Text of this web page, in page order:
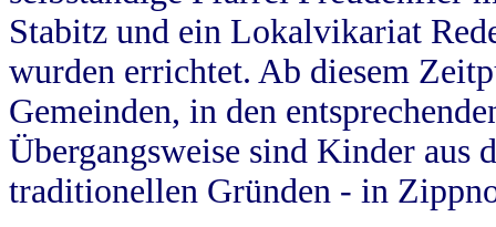
Stabitz und ein Lokalvikariat
wurden errichtet. Ab diesem
Gemeinden, in den
Übergangsweise sind Kinder aus
traditionellen Gründen - in